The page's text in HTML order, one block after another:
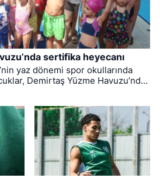
sertifika heyecanı
yaz dönemi spor okullarında
Demirtaş Yüzme Havuzu’nda